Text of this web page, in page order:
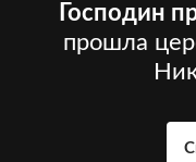
Господин
прошла